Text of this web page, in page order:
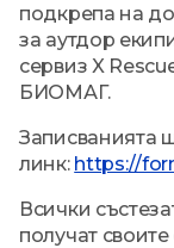
подкрепа на
за аутдор
сервиз X
БИОМАГ.
Записванията
линк: https://
Всички
получат